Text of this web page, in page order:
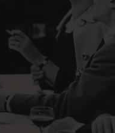
Fenster))
neues Fenster))